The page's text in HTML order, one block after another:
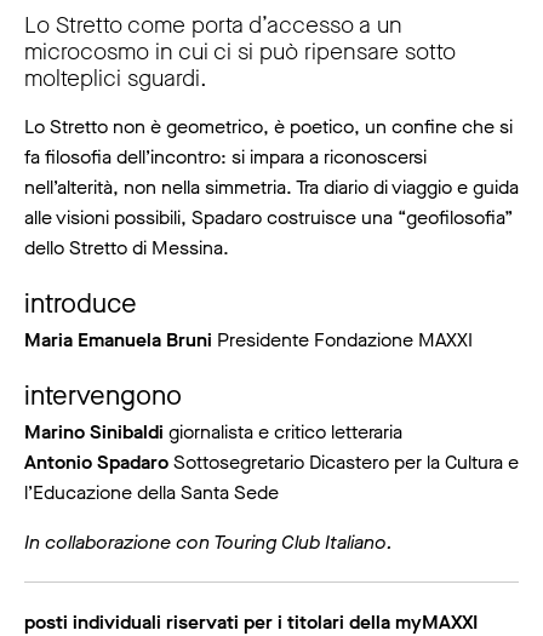
Lo Stretto come porta d’accesso a un
microcosmo in cui ci si può ripensare sotto
molteplici sguardi.
Lo Stretto non è geometrico, è poetico, un confine che si
fa filosofia dell’incontro: si impara a riconoscersi
nell’alterità, non nella simmetria. Tra diario di viaggio e guida
alle visioni possibili, Spadaro costruisce una “geofilosofia”
dello Stretto di Messina.
introduce
Maria Emanuela Bruni Presidente Fondazione MAXXI
intervengono
Marino Sinibaldi giornalista e critico letteraria
Antonio SpadaroSottosegretario Dicastero per la Cultura e
l’Educazione della Santa Sede
In collaborazione con Touring Club Italiano.
posti individuali riservati per i titolari della myMAXXI